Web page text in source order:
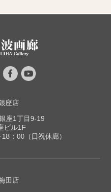
座店
座1丁目9-19
ビル1F
：00（日祝休廊）
田店